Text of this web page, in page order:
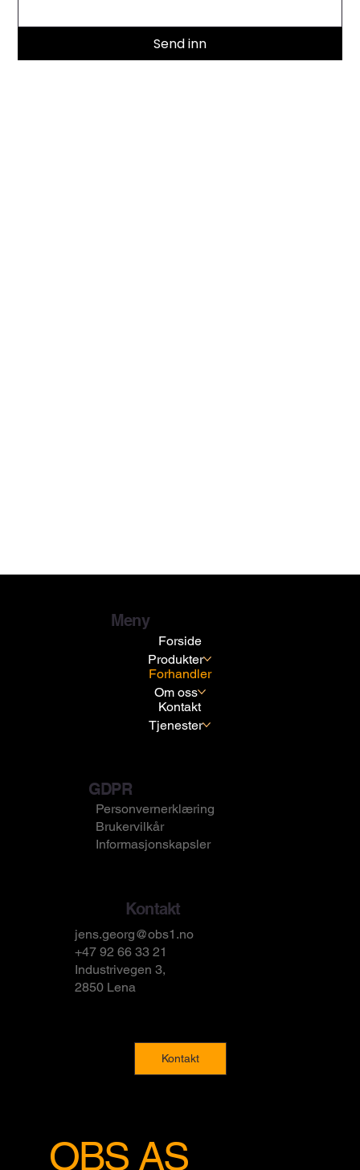
Send inn
Meny
Forside
Produkter
Forhandler
Om oss
Kontakt
Tjenester
GDPR
Personvernerklæring
Brukervilkår
Informasjonskapsler
Kontakt
jens.georg@obs1.no
+47 92 66 33 21
Industrivegen 3,
2850 Lena
Kontakt
OBS AS